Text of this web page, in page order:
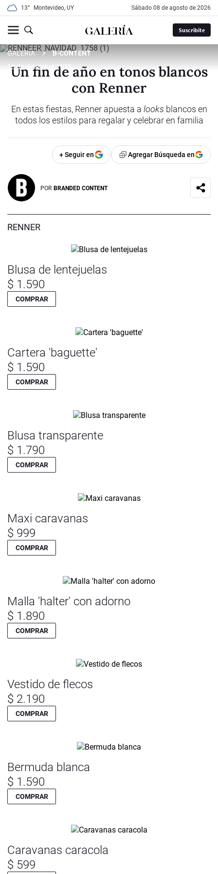
13° Montevideo, UY sábado 08 de agosto de 2026
Suscribite
GALERÍA
B-CONTENT
10 de diciembre 2025
Un fin de año en tonos blancos
con Renner
En estas fiestas, Renner apuesta a looks blancos en
todos los estilos para regalar y celebrar en familia
+ Seguir en Agregar Búsqueda en
POR BRANDED CONTENT
RENNER
Blusa de lentejuelas
$ 1.590
COMPRAR
Cartera 'baguette'
$ 1.590
COMPRAR
Blusa transparente
$ 1.790
COMPRAR
Maxi caravanas
$ 999
COMPRAR
Malla 'halter' con adorno
$ 1.890
COMPRAR
Vestido de flecos
$ 2.190
COMPRAR
Bermuda blanca
$ 1.590
COMPRAR
Caravanas caracola
$ 599